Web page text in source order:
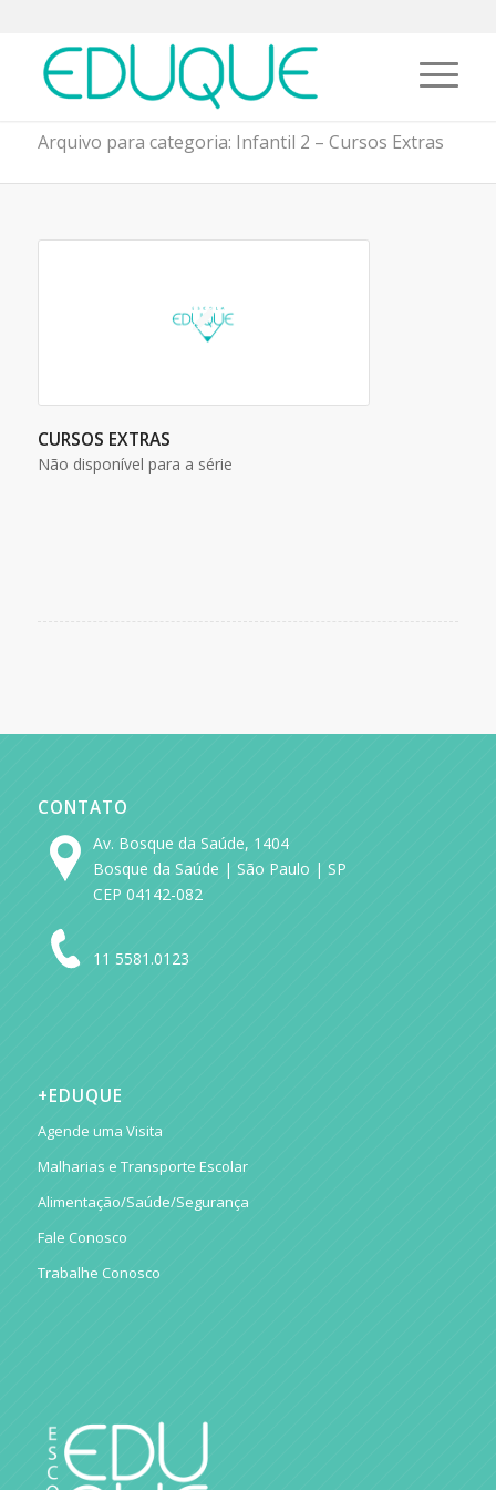
Arquivo para categoria: Infantil 2 – Cursos Extras
CURSOS EXTRAS
Não disponível para a série
CONTATO
Av. Bosque da Saúde, 1404
Bosque da Saúde | São Paulo | SP
CEP 04142-082
11 5581.0123
+EDUQUE
Agende uma Visita
Malharias e Transporte Escolar
Alimentação/Saúde/Segurança
Fale Conosco
Trabalhe Conosco